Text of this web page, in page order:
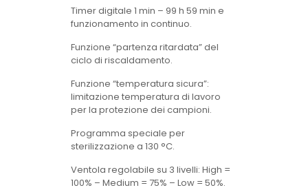
Timer digitale 1 min – 99 h 59 min e
funzionamento in continuo.
Funzione “partenza ritardata” del
ciclo di riscaldamento.
Funzione “temperatura sicura”:
limitazione temperatura di lavoro
per la protezione dei campioni.
Programma speciale per
sterilizzazione a 130 °C.
Ventola regolabile su 3 livelli: High =
100% – Medium = 75% – Low = 50%.